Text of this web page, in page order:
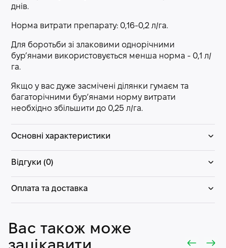
днів.
Норма витрати препарату: 0,16-0,2 л/га.
Для боротьби зі злаковими однорічними
бур’янами використовується менша норма - 0,1 л/
га.
Якщо у вас дуже засмічені ділянки гумаєм та
багаторічними бур’янами норму витрати
необхідно збільшити до 0,25 л/га.
Основні характеристики
Відгуки (0)
Оплата та доставка
Вас також може